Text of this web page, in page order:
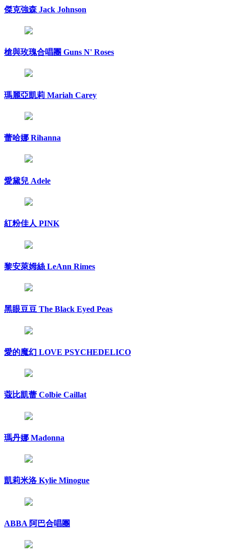
傑克強森 Jack Johnson
槍與玫瑰合唱團 Guns N' Roses
瑪麗亞凱莉 Mariah Carey
蕾哈娜 Rihanna
愛黛兒 Adele
紅粉佳人 PINK
黎安萊姆絲 LeAnn Rimes
黑眼豆豆 The Black Eyed Peas
愛的魔幻 LOVE PSYCHEDELICO
蔻比凱蕾 Colbie Caillat
瑪丹娜 Madonna
凱莉米洛 Kylie Minogue
ABBA 阿巴合唱團